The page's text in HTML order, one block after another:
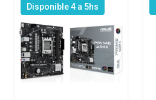
Disponible 4 a 5hs